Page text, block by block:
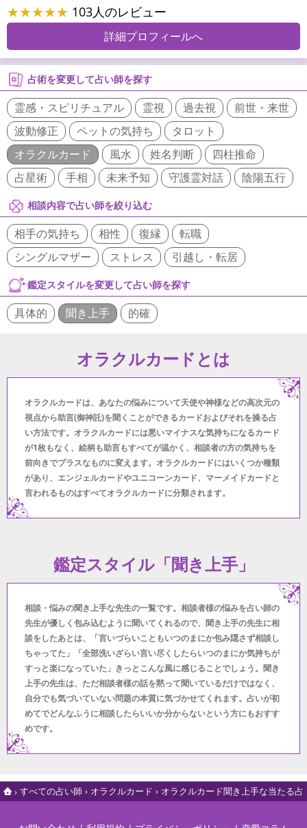
★★★★★ 103人のレビュー
詳細プロフィールへ
占術を変更して占い師を探す
霊感・スピリチュアル 霊視 過去視
前世・来世
波動修正
ペットの気持ち
タロット
オラクルカード
風水 姓名判断
四柱推命
占星術
手相 未来予知 守護霊対話 陰陽五行
相談内容で占い師を絞り込む
相手の気持ち 相性 復縁
転職
シングルマザー
ストレス 引越し・転居
鑑定スタイルを変更して占い師を探す
具体的 聞き上手 的確
オラクルカードとは
オラクルカードは、あなたの悩みについて天使や神様などの高次元の
視点から助言(御神託)を聞くことができるカードおよびそれを操る占
い方法です。オラクルカードには悪いマイナスな気持ちになるカード
が1枚もなく、絵柄も助言もすべてが温かく、相談者の方の気持ちを
前向きでプラスなものに変えます。オラクルカードにはいくつか種類
があり、エンジェルカードやユニコーンカード、マーメイドカードと
言われるものはすべてオラクルカードに分類されます。
鑑定スタイル「聞き上手」
相談・悩みの聞き上手な先生の一覧です。相談者様の悩みを占い師の
先生が優しく包み込むように聞いてくれるので、聞き上手の先生に相
談をしたあとは、「言いづらいこともいつのまにか包み隠さず相談し
ちゃってた」「全部洗いざらい言い尽くしたらいつのまにか気持ちが
すっと楽になっていた」きっとこんな風に感じることでしょう。聞き
上手の先生は、ただ相談者様の話を黙って聞いているだけではなく、
自分でも気づいていない問題の本質に気づかせてくれます。占いが初
めてでどんなふうに相談したらいいか分からないという方にもおすす
めです。
すべての占い師 オラクルカード オラクルカード聞き上手な当たる占